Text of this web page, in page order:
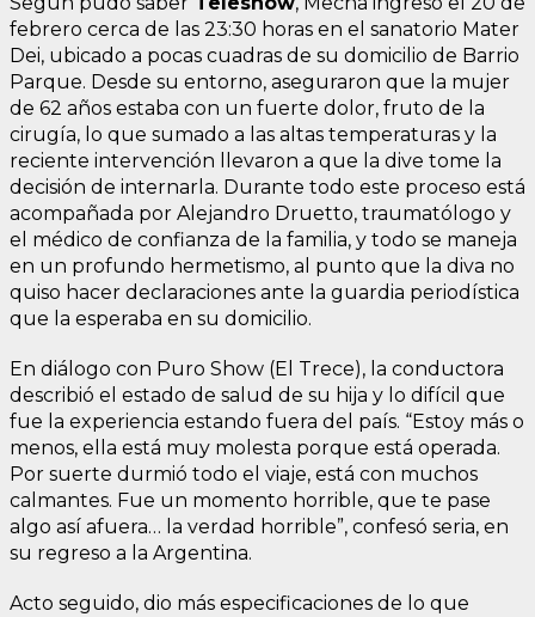
febrero cerca de las 23:30 horas en el sanatorio Mater
Dei, ubicado a pocas cuadras de su domicilio de Barrio
Parque. Desde su entorno, aseguraron que la mujer
de 62 años estaba con un fuerte dolor, fruto de la
cirugía, lo que sumado a las altas temperaturas y la
reciente intervención llevaron a que la dive tome la
decisión de internarla. Durante todo este proceso está
acompañada por Alejandro Druetto, traumatólogo y
el médico de confianza de la familia, y todo se maneja
en un profundo hermetismo, al punto que la diva no
quiso hacer declaraciones ante la guardia periodística
que la esperaba en su domicilio.
En diálogo con Puro Show (El Trece), la conductora
describió el estado de salud de su hija y lo difícil que
fue la experiencia estando fuera del país. “Estoy más o
menos, ella está muy molesta porque está operada.
Por suerte durmió todo el viaje, está con muchos
calmantes. Fue un momento horrible, que te pase
algo así afuera… la verdad horrible”, confesó seria, en
su regreso a la Argentina.
Acto seguido, dio más especificaciones de lo que